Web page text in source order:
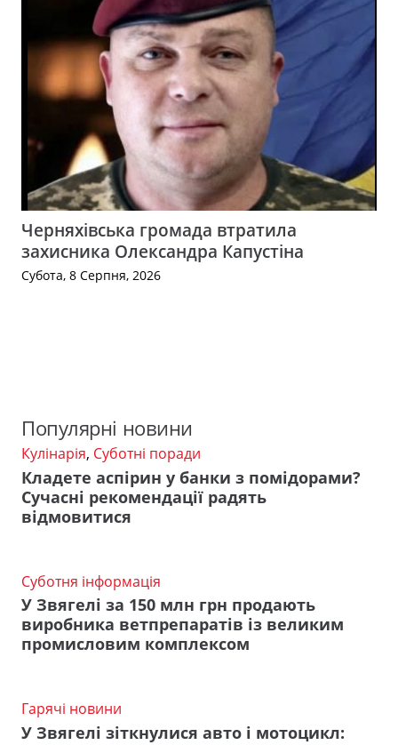
Черняхівська громада втратила
захисника Олександра Капустіна
Субота, 8 Серпня, 2026
Популярні новини
Кулінарія, Суботні поради
Кладете аспірин у банки з помідорами?
Сучасні рекомендації радять
відмовитися
Суботня інформація
У Звягелі за 150 млн грн продають
виробника ветпрепаратів із великим
промисловим комплексом
Гарячі новини
У Звягелі зіткнулися авто і мотоцикл: